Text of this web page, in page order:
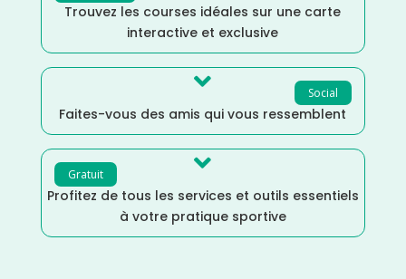
Trouvez les courses idéales sur une carte
interactive et exclusive
Social

Faites-vous des amis qui vous ressemblent
Gratuit 
Profitez de tous les services et outils essentiels
à votre pratique sportive